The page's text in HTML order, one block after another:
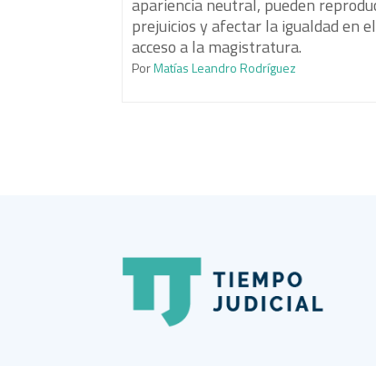
apariencia neutral, pueden
prejuicios y afectar la igualdad en el
acceso a la magistratura.
PorMatías Leandro Rodríguez